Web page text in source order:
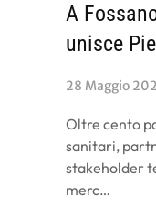
A
unisce
28 Maggio
Oltre cento
sanitari,
stakeholder
merc…